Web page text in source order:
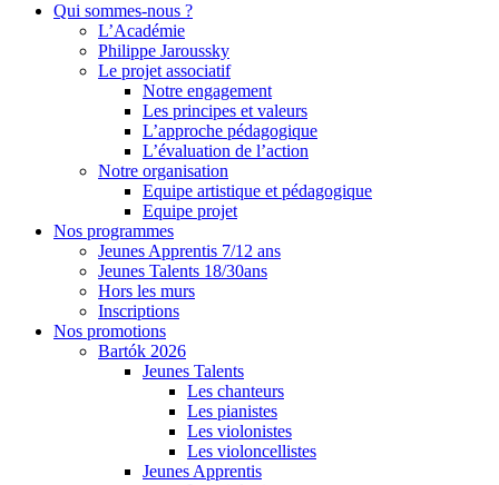
Qui sommes-nous ?
L’Académie
Philippe Jaroussky
Le projet associatif
Notre engagement
Les principes et valeurs
L’approche pédagogique
L’évaluation de l’action
Notre organisation
Equipe artistique et pédagogique
Equipe projet
Nos programmes
Jeunes Apprentis 7/12 ans
Jeunes Talents 18/30ans
Hors les murs
Inscriptions
Nos promotions
Bartók 2026
Jeunes Talents
Les chanteurs
Les pianistes
Les violonistes
Les violoncellistes
Jeunes Apprentis